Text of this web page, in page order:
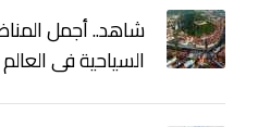
شاهد.. أجمل
السياحية فى العالم